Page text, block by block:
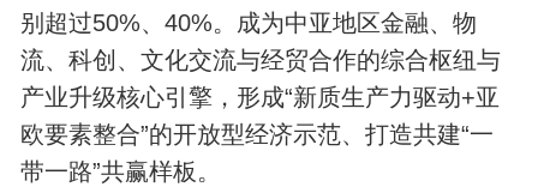
别超过50%、40%。成为中亚地区‌金融、物
流、科创、文化交流与经贸合作的综合枢纽与
产业升级核心引擎，形成“新质生产力驱动+亚
欧要素整合”的开放型经济示范、打造共建“一
带一路”共赢样板。